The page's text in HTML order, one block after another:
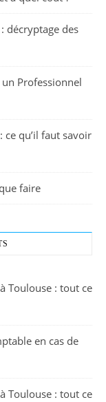
décryptage des
Professionnel
qu’il faut savoir
faire
Toulouse : tout ce
en cas de
Toulouse : tout ce